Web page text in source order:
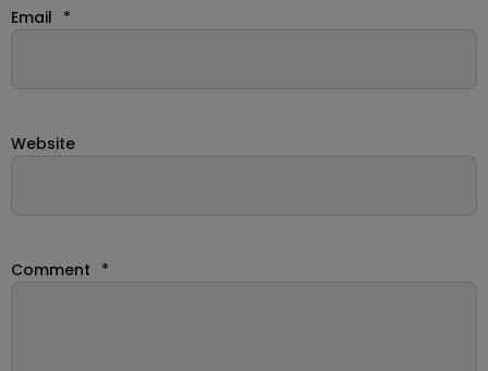
Email *
Website
Comment *